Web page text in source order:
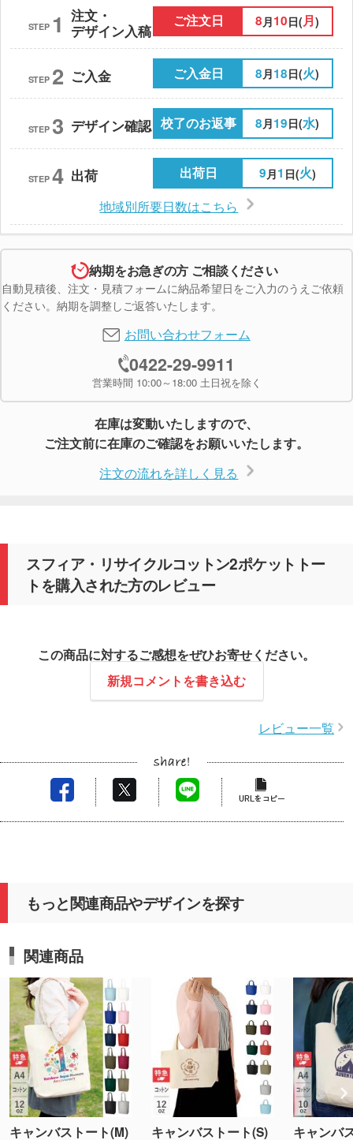
STEP 1 注文・
デザイン入稿
ご注文日 8 月10日(月)
STEP 2 ご入金 ご入金日 8月18日(火)
STEP 3 デザイン確認 校了のお返事 8月19日(水)
STEP 4 出荷 出荷日 9 月1 日(火)
地域別所要日数はこちら
納期をお急ぎの方 ご相談ください
自動見積後、注文・見積フォームに納品希望日をご入力のうえご依頼
ください。納期を調整しご返答いたします。
お問い合わせフォーム
0422-29-9911
営業時間 10:00～18:00 土日祝を除く
在庫は変動いたしますので、
ご注文前に在庫のご確認をお願いいたします。
注文の流れを詳しく見る
スフィア・リサイクルコットン2ポケットトー
トを購入された方のレビュー
この商品に対するご感想をぜひお寄せください。
新規コメントを書き込む
レビュー一覧
もっと関連商品やデザインを探す
関連商品
キャンバストート(M) キャンバストート(S) キャンバ